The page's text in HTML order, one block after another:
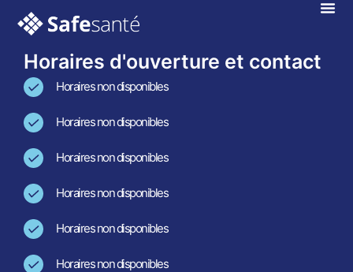
Marseille
En téléconsultation !
Horaires d'ouverture et contact
Horaires non disponibles
Horaires non disponibles
Horaires non disponibles
Horaires non disponibles
Horaires non disponibles
Horaires non disponibles